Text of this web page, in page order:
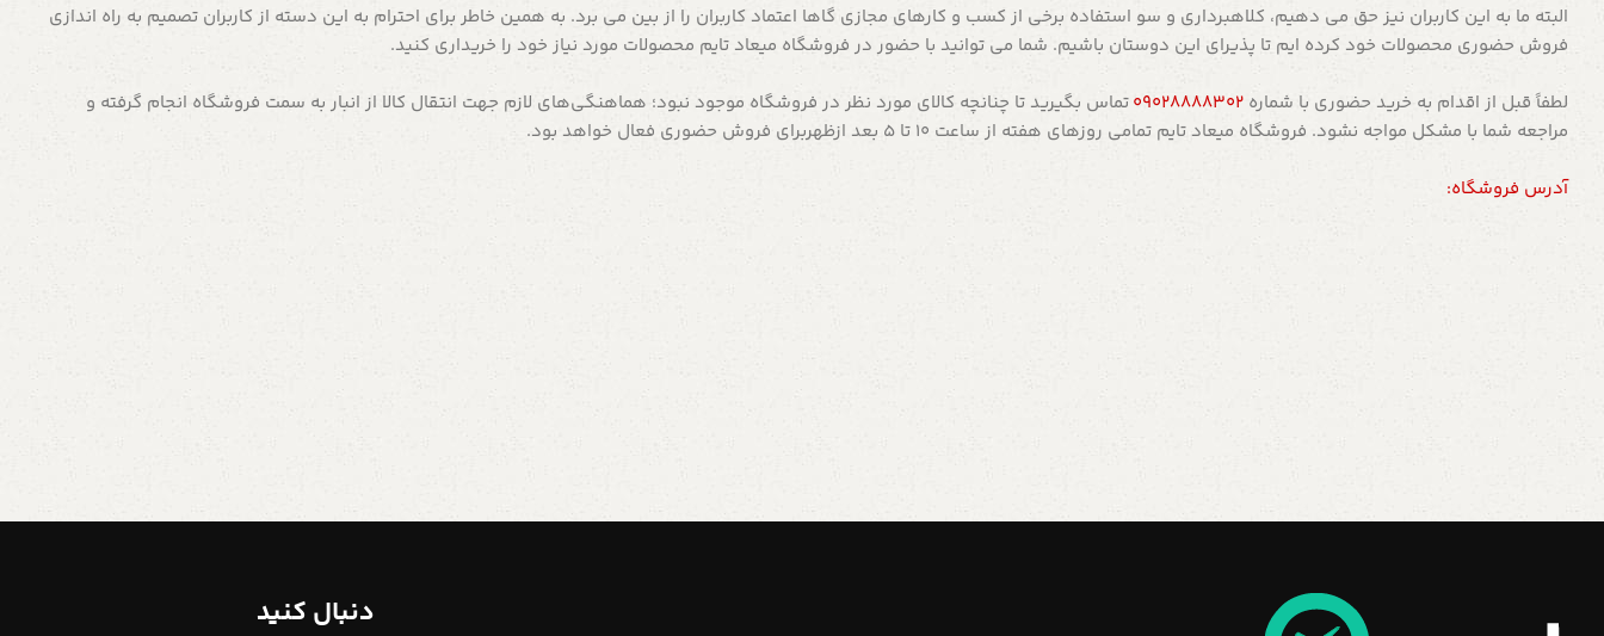
البته ما به این کاربران نیز حق می دهیم، کلاهبرداری و سو استفاده برخی از کسب و کارهای مجازی گاها اعتماد کاربران را از بین می برد. به همین خاطر برای احترام به این دسته از کاربران تصمیم به راه اندازی
فروش حضوری محصولات خود کرده ایم تا پذیرای این دوستان باشیم. شما می توانید با حضور در فروشگاه میعاد تایم محصولات مورد نیاز خود را خریداری کنید.
لطفاً قبل از اقدام به خرید حضوری با شماره 09028888302تماس بگیرید تا چنانچه کالای مورد نظر در فروشگاه موجود نبود؛ هماهنگی‌های لازم جهت انتقال کالا از انبار به سمت فروشگاه انجام گرفته و
مراجعه شما با مشکل مواجه نشود. فروشگاه میعاد تایم تمامی روزهای هفته از ساعت 10 تا 5 بعد ازظهربرای فروش حضوری فعال خواهد بود.
آدرس فروشگاه:
دنبال کنید